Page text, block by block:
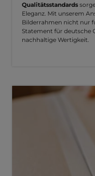
Qualitätsstandards
Eleganz. Mit unserem
Bilderrahmen nicht nur
Statement für deutsche
nachhaltige Wertigkeit.